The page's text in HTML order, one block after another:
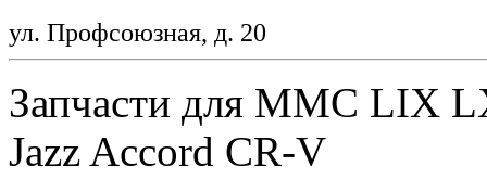
ул. Профсоюзная, д. 20
Запчасти для MMC LIX
Jazz Accord CR-V